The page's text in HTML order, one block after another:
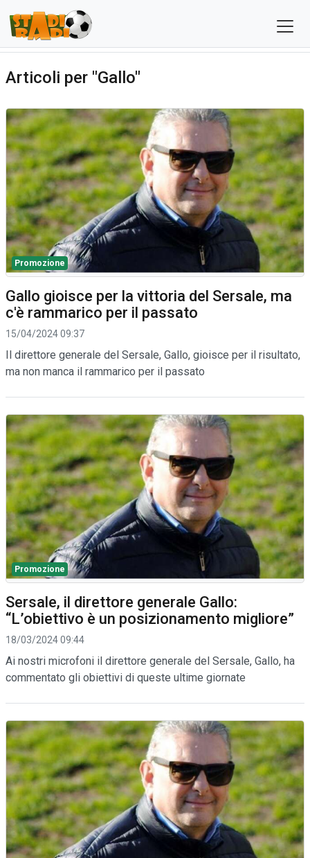
Articoli per "Gallo"
Promozione
Gallo gioisce per la vittoria del Sersale, ma
c'è rammarico per il passato
15/04/2024 09:37
Il direttore generale del Sersale, Gallo, gioisce per il risultato,
ma non manca il rammarico per il passato
Promozione
Sersale, il direttore generale Gallo:
“L’obiettivo è un posizionamento migliore”
18/03/2024 09:44
Ai nostri microfoni il direttore generale del Sersale, Gallo, ha
commentato gli obiettivi di queste ultime giornate